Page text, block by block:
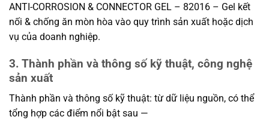
ANTI-CORROSION & CONNECTOR GEL – 82016 – Gel kết
nối & chống ăn mòn hòa vào quy trình sản xuất hoặc dịch
vụ của doanh nghiệp.
3. Thành phần và thông số kỹ thuật, công nghệ
sản xuất
Thành phần và thông số kỹ thuật: từ dữ liệu nguồn, có thể
tổng hợp các điểm nổi bật sau —